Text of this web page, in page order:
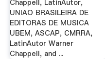
Chappell, LatinAutor,
UNIAO BRASILEIRA DE
EDITORAS DE MUSICA
UBEM, ASCAP, CMRRA,
LatinAutor Warner
Chappell, and ...